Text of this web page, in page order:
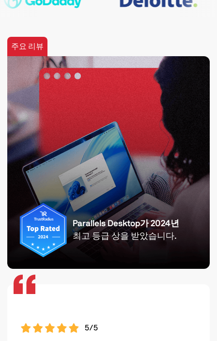
주요 리뷰
Parallels Desktop가 2024년
최고 등급 상을 받았습니다.
5/5